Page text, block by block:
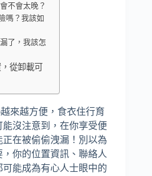
不會太晚？
嗎？我該如
了，我該怎
從卸載可
來越方便，食衣住行育
沒注意到，在你享受便
正在被偷偷洩漏！別以為
你的位置資訊、聯絡人
能成為有心人士眼中的